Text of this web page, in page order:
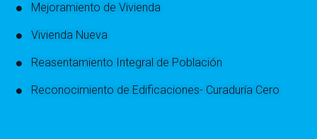
Mejoramiento de Vivienda
Vivienda Nueva
Reasentamiento Integral de Población
Reconocimiento de Edificaciones- Curaduría Cero